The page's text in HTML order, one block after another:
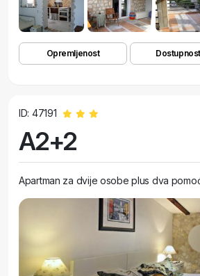
Opremljenost Dostupnost
ID: 47191
A2+2
Apartman za dvije osobe plus dva